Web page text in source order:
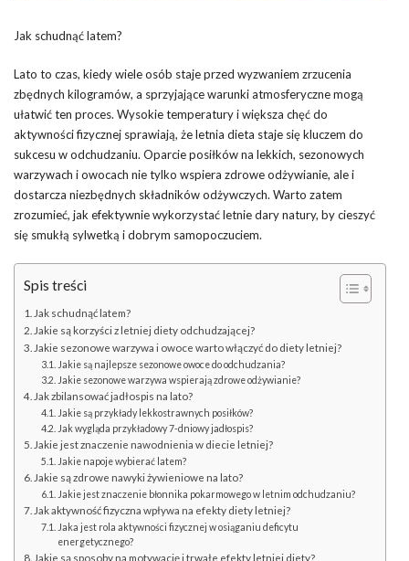
Jak schudnąć latem?
Lato to czas, kiedy wiele osób staje przed wyzwaniem zrzucenia
zbędnych kilogramów, a sprzyjające warunki atmosferyczne mogą
ułatwić ten proces. Wysokie temperatury i większa chęć do
aktywności fizycznej sprawiają, że letnia dieta staje się kluczem do
sukcesu w odchudzaniu. Oparcie posiłków na lekkich, sezonowych
warzywach i owocach nie tylko wspiera zdrowe odżywianie, ale i
dostarcza niezbędnych składników odżywczych. Warto zatem
zrozumieć, jak efektywnie wykorzystać letnie dary natury, by cieszyć
się smukłą sylwetką i dobrym samopoczuciem.
Spis treści
Jak schudnąć latem?
Jakie są korzyści z letniej diety odchudzającej?
Jakie sezonowe warzywa i owoce warto włączyć do diety letniej?
Jakie są najlepsze sezonowe owoce do odchudzania?
Jakie sezonowe warzywa wspierają zdrowe odżywianie?
Jak zbilansować jadłospis na lato?
Jakie są przykłady lekkostrawnych posiłków?
Jak wygląda przykładowy 7-dniowy jadłospis?
Jakie jest znaczenie nawodnienia w diecie letniej?
Jakie napoje wybierać latem?
Jakie są zdrowe nawyki żywieniowe na lato?
Jakie jest znaczenie błonnika pokarmowego w letnim odchudzaniu?
Jak aktywność fizyczna wpływa na efekty diety letniej?
Jaka jest rola aktywności fizycznej w osiąganiu deficytu
energetycznego?
Jakie są sposoby na motywację i trwałe efekty letniej diety?